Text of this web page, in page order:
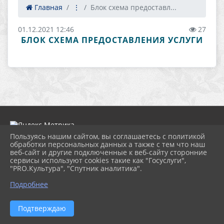
Главная ⋮ Блок схема предоставл...
01.12.2021 12:46 27
БЛОК СХЕМА ПРЕДОСТАВЛЕНИЯ УСЛУГИ
2026 г. nordcdt.ru
Вход
Карта сайта
Политика обработки персональных данных
Сделано на KubCMS
Разработка и поддержка
Пользуясь нашим сайтом, вы соглашаетесь с политикой
обработки персональных данных а также с тем что наш
веб-сайт и другие подключенные к веб-сайту сторонние
сервисы используют cookies такие как "Госуслуги",
"PRO.Культура", "Спутник аналитика".
Подробнее
Подтверждаю